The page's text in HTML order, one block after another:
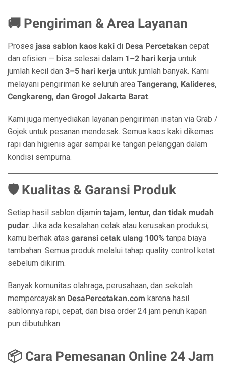
🚚 Pengiriman & Area Layanan
Proses jasa sablon kaos kaki di Desa Percetakan cepat
dan efisien — bisa selesai dalam 1–2 hari kerja untuk
jumlah kecil dan 3–5 hari kerja untuk jumlah banyak. Kami
melayani pengiriman ke seluruh area Tangerang, Kalideres,
Cengkareng, dan Grogol Jakarta Barat.
Kami juga menyediakan layanan pengiriman instan via Grab /
Gojek untuk pesanan mendesak. Semua kaos kaki dikemas
rapi dan higienis agar sampai ke tangan pelanggan dalam
kondisi sempurna.
🛡️ Kualitas & Garansi Produk
Setiap hasil sablon dijamin tajam, lentur, dan tidak mudah
pudar. Jika ada kesalahan cetak atau kerusakan produksi,
kamu berhak atas garansi cetak ulang 100% tanpa biaya
tambahan. Semua produk melalui tahap quality control ketat
sebelum dikirim.
Banyak komunitas olahraga, perusahaan, dan sekolah
mempercayakan DesaPercetakan.com karena hasil
sablonnya rapi, cepat, dan bisa order 24 jam penuh kapan
pun dibutuhkan.
📦 Cara Pemesanan Online 24 Jam